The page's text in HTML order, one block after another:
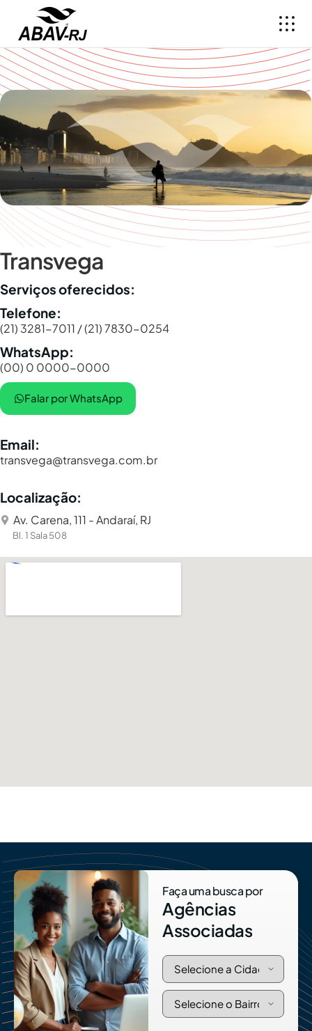
Transvega
Serviços oferecidos:
Telefone:
(21) 3281-7011 / (21) 7830-0254
WhatsApp:
(00) 0 0000-0000
Falar por WhatsApp
Email:
transvega@transvega.com.br
Localização:
Av. Carena, 111 - Andaraí, RJ
Bl. 1 Sala 508
Faça uma busca por
Agências
Associadas